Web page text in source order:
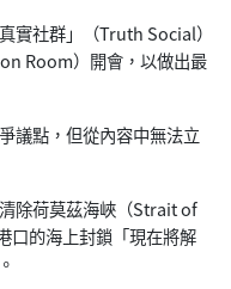
實社群」（Truth Social）
Room）開會，以做出最
議點，但從內容中無法立
除荷莫茲海峽（Strait of
口的海上封鎖「現在將解